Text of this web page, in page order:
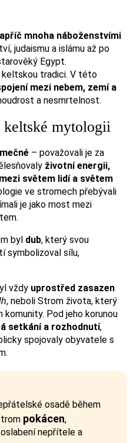
mnoha náboženstvími
judaismu a islámu až po
Egypt.
keltskou tradici. V této
mezi nebem, zemí a
a nesmrtelnost.
mytologii
– považovali je za
životní energii,
světem lidí a světem
ve stromech přebývali
je jako most mezi
byl dub, který svou
symbolizoval sílu,
vždy uprostřed zasazen
, neboli Strom života, který
Pod jeho korunou
setkání a rozhodnutí,
spojovaly obyvatele s
osadě během
pokácen,
nepřítele a